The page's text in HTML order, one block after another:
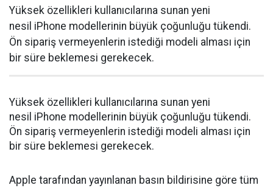
Yüksek özellikleri kullanıcılarına sunan yeni
nesil iPhone modellerinin büyük çoğunluğu tükendi.
Ön sipariş vermeyenlerin istediği modeli alması için
bir süre beklemesi gerekecek.
Yüksek özellikleri kullanıcılarına sunan yeni
nesil iPhone modellerinin büyük çoğunluğu tükendi.
Ön sipariş vermeyenlerin istediği modeli alması için
bir süre beklemesi gerekecek.
Apple tarafından yayınlanan basın bildirisine göre tüm